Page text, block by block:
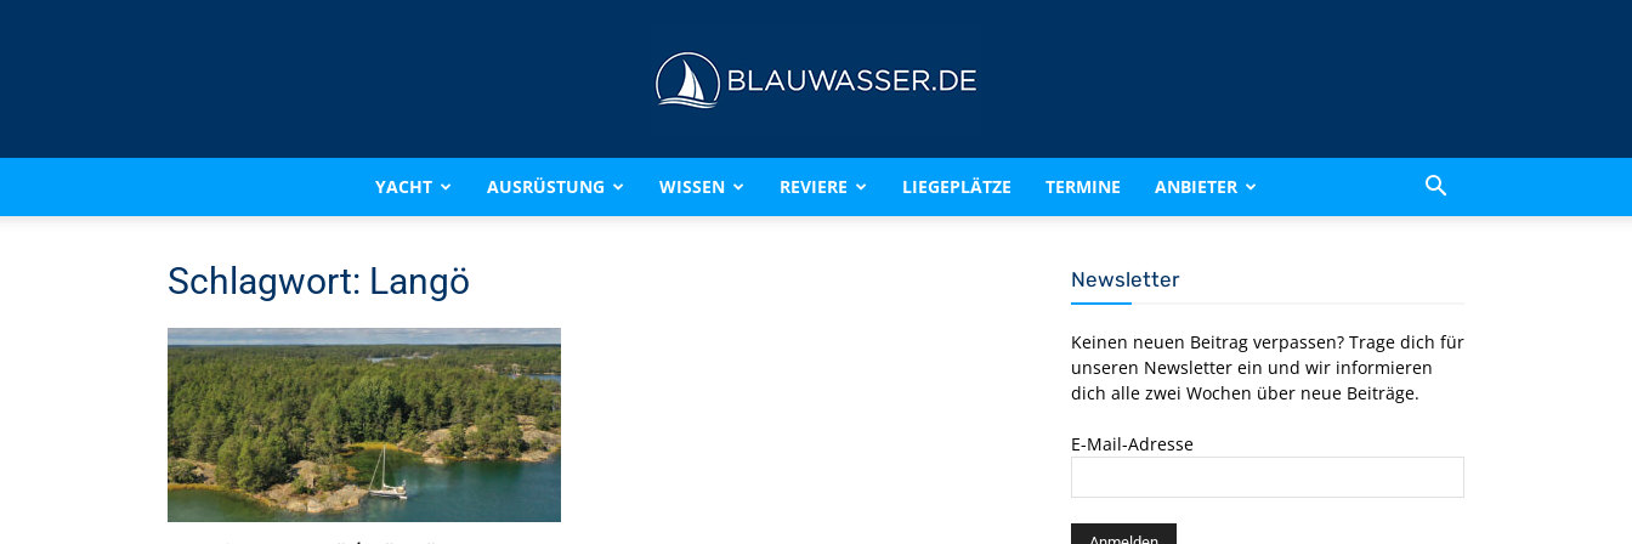
BLAUWASSER.DE
YACHT AUSRÜSTUNG WISSEN REVIERE LIEGEPLÄTZE TERMINE ANBIETER
Schlagwort: Langö Newsletter
Keinen neuen Beitrag verpassen? Trage dich für
unseren Newsletter ein und wir informieren
dich alle zwei Wochen über neue Beiträge.
E-Mail-Adresse